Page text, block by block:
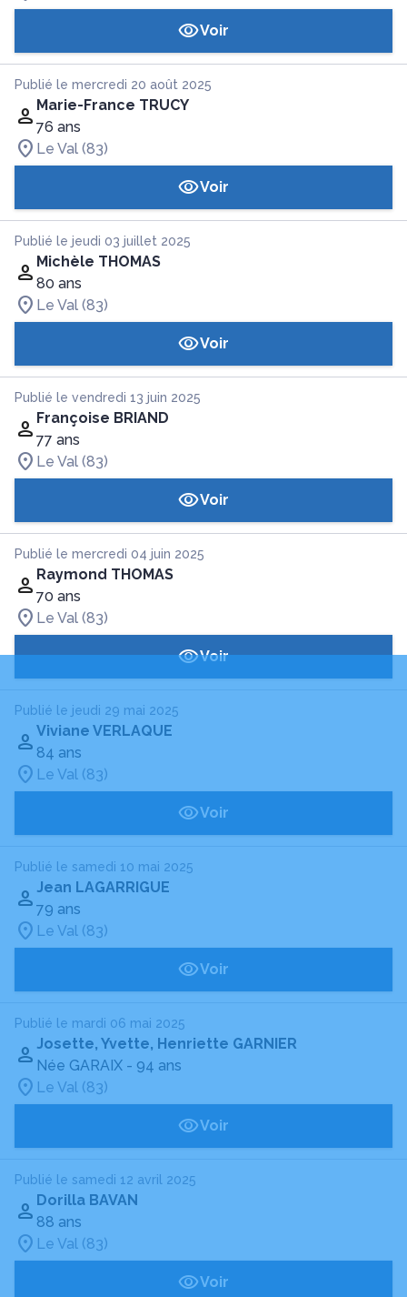
Voir
Publié le mercredi 20 août 2025
Marie-France TRUCY
76 ans
Le Val (83)
Voir
Publié le jeudi 03 juillet 2025
Michèle THOMAS
80 ans
Le Val (83)
Voir
Publié le vendredi 13 juin 2025
Françoise BRIAND
77 ans
Le Val (83)
Voir
Publié le mercredi 04 juin 2025
Raymond THOMAS
70 ans
Le Val (83)
Voir
Publié le jeudi 29 mai 2025
Viviane VERLAQUE
84 ans
Le Val (83)
Voir
Publié le samedi 10 mai 2025
Jean LAGARRIGUE
79 ans
Le Val (83)
Voir
Publié le mardi 06 mai 2025
Josette, Yvette, Henriette GARNIER
Née GARAIX - 94 ans
Le Val (83)
Voir
Publié le samedi 12 avril 2025
Dorilla BAVAN
88 ans
Le Val (83)
Voir